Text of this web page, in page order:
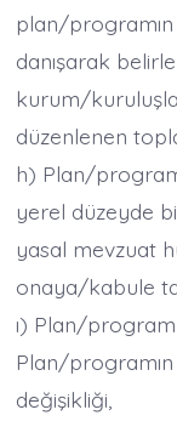
plan/programın
danışarak
kurum/
düzenlenen
h) Plan/
yerel düzeyde
yasal mevzuat
onaya/kabule
ı) Plan/
Plan/
değişikliği,